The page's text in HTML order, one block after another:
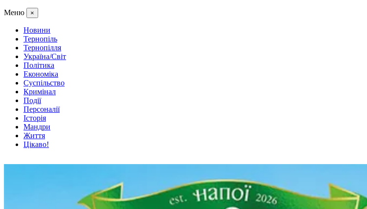
Меню ×
Новини
Тернопіль
Тернопілля
Україна/Світ
Політика
Економіка
Суспільство
Кримінал
Події
Персоналії
Історія
Мандри
Життя
Цікаво!